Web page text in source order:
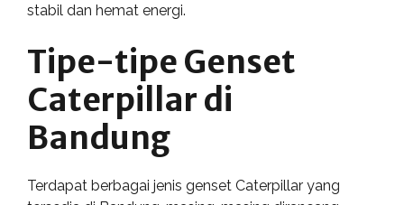
stabil dan hemat energi.
Tipe-tipe Genset
Caterpillar di
Bandung
Terdapat berbagai jenis genset Caterpillar yang